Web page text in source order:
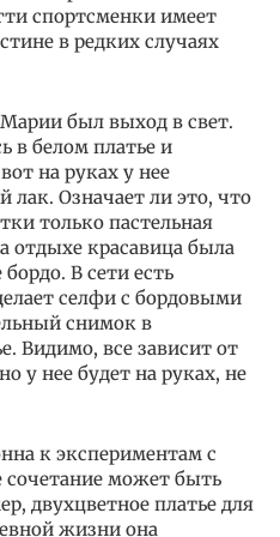
спортсменки имеет
в редких случаях
был выход в свет.
в белом платье и
на руках у нее
лак. Означает ли это, что
только пастельная
отдыхе красавица была
В сети есть
селфи с бордовыми
снимок в
Видимо, все зависит от
у нее будет на руках, не
к экспериментам с
может быть
двухцветное платье для
жизни она